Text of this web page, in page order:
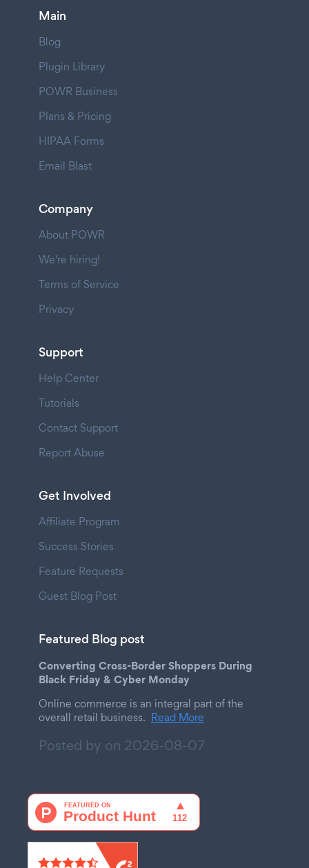
Main
Blog
Plugin Library
POWR Business
Plans & Pricing
HIPAA Forms
Email Blast
Company
About POWR
We're hiring!
Terms of Service
Privacy
Support
Help Center
Tutorials
Contact Support
Report Abuse
Get Involved
Affiliate Program
Success Stories
Feature Requests
Guest Blog Post
Featured Blog post
Converting Cross-Border Shoppers During
Black Friday & Cyber Monday
Online commerce is an integral part of the
overall retail business. Read More
Posted by on 2026-08-07